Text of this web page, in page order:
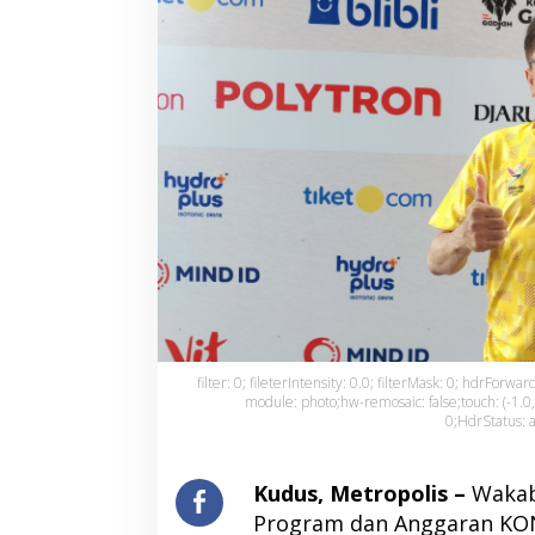
filter: 0; fileterIntensity: 0.0; filterMask: 0;
module: photo;hw-remosaic: false;touch: (-
0;HdrStatus:
Kudus, Metropolis –
Program dan Anggaran